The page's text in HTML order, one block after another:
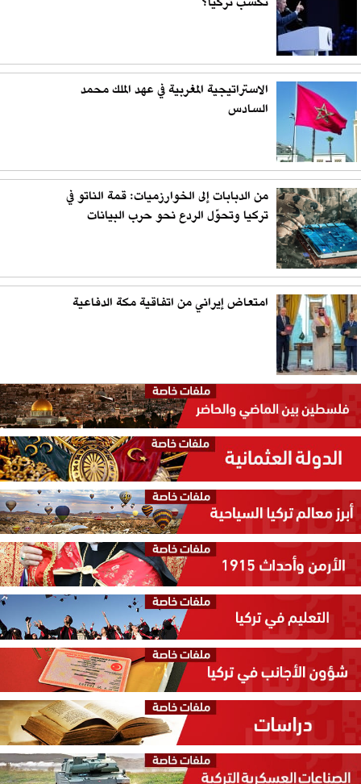
الاستراتيجية المغربية في عهد الملك محمد
السادس
من الدبابات إلى الخوارزميات: قمة الناتو في
تركيا وتحوّل الردع نحو حرب البيانات
امتعاض إيراني من اتفاقية مكة الدفاعية